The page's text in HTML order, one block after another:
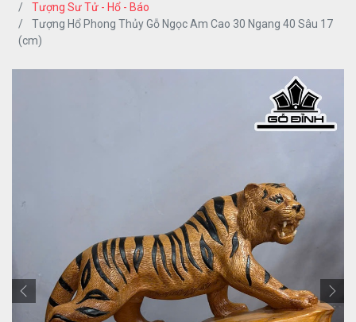
Tượng Sư Tử - Hổ - Báo
Tượng Hổ Phong Thủy Gỗ Ngọc Am Cao 30 Ngang 40 Sâu 17
(cm)